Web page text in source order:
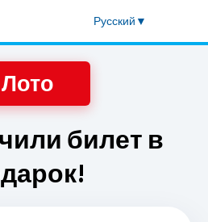
Русский
Лото
билет в